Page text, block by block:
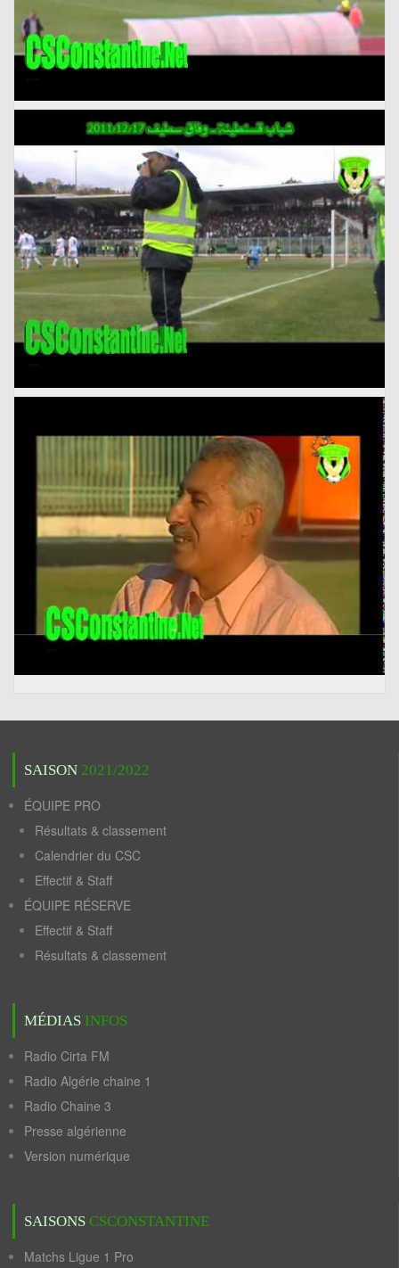
SAISON 2021/2022
ÉQUIPE PRO
Résultats & classement
Calendrier du CSC
Effectif & Staff
ÉQUIPE RÉSERVE
Effectif & Staff
Résultats & classement
MÉDIAS INFOS
Radio Cirta FM
Radio Algérie chaine 1
Radio Chaine 3
Presse algérienne
Version numérique
SAISONS CSCONSTANTINE
Matchs Ligue 1 Pro